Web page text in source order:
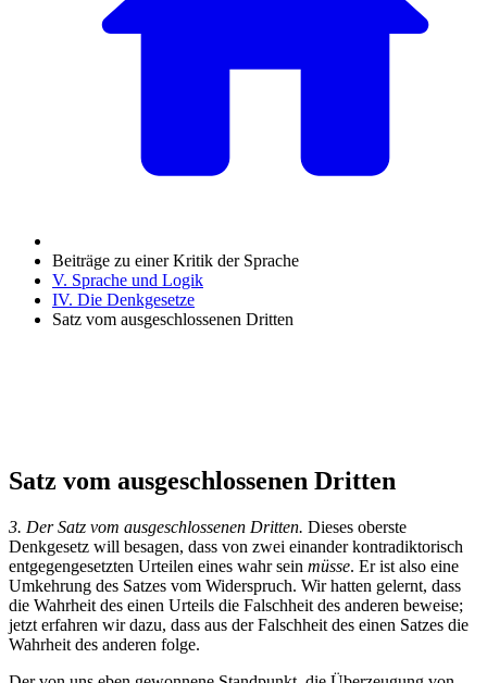
Beiträge zu einer Kritik der Sprache
V. Sprache und Logik
IV. Die Denkgesetze
Satz vom ausgeschlossenen Dritten
Satz vom ausgeschlossenen Dritten
3. Der Satz vom ausgeschlossenen Dritten. Dieses oberste
Denkgesetz will besagen, dass von zwei einander kontradiktorisch
entgegengesetzten Urteilen eines wahr sein müsse. Er ist also eine
Umkehrung des Satzes vom Widerspruch. Wir hatten gelernt, dass
die Wahrheit des einen Urteils die Falschheit des anderen beweise;
jetzt erfahren wir dazu, dass aus der Falschheit des einen Satzes die
Wahrheit des anderen folge.